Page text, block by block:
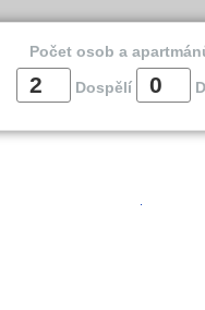
Počet osob a
Dospělí